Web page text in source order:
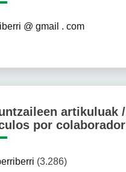
@ gmail . com
artikuluak /
por colaborador
(3.286)